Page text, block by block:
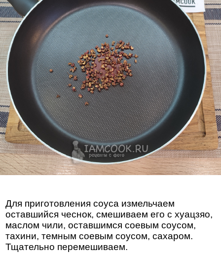
Для приготовления соуса измельчаем
оставшийся чеснок, смешиваем его с хуацзяо,
маслом чили, оставшимся соевым соусом,
тахини, темным соевым соусом, сахаром.
Тщательно перемешиваем.